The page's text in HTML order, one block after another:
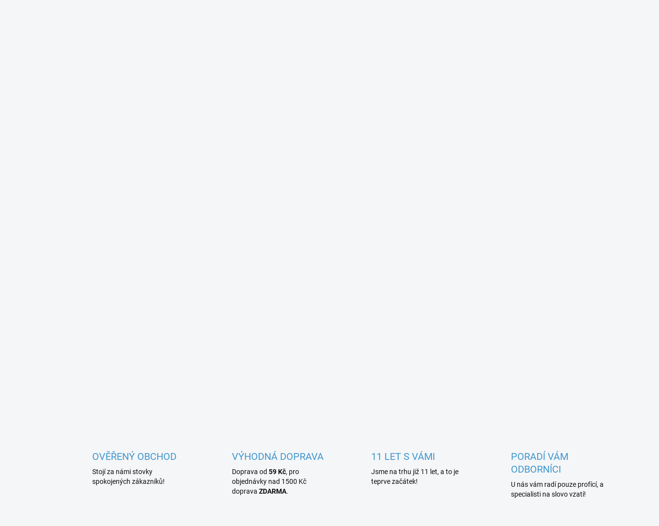
OVĚŘENÝ OBCHOD
Stojí za námi stovky
spokojených zákazníků!
VÝHODNÁ DOPRAVA
Doprava od 59 Kč, pro
objednávky nad 1500 Kč
doprava ZDARMA.
11 LET S VÁMI
Jsme na trhu již 11 let, a to je
teprve začátek!
PORADÍ VÁM
ODBORNÍCI
U nás vám radí pouze profící, a
specialisti na slovo vzatí!